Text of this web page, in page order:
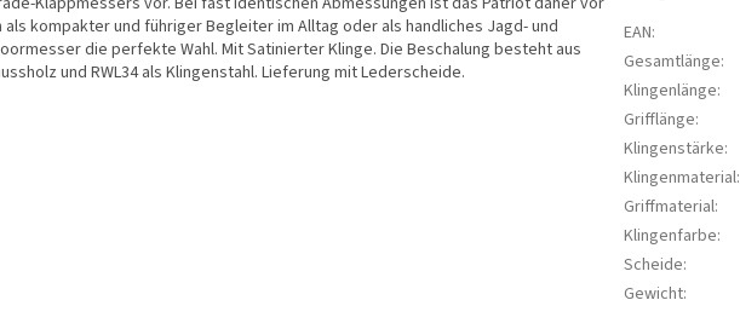
als kompakter und führiger Begleiter im Alltag oder als handliches Jagd- und
die perfekte Wahl. Mit Satinierter Klinge. Die Beschalung besteht aus
und RWL34 als Klingenstahl. Lieferung mit Lederscheide.
EAN:
Gesamtlänge:
Klingenlänge:
Grifflänge:
Klingenstärke:
Klingenmaterial:
Griffmaterial:
Klingenfarbe:
Scheide:
Gewicht: